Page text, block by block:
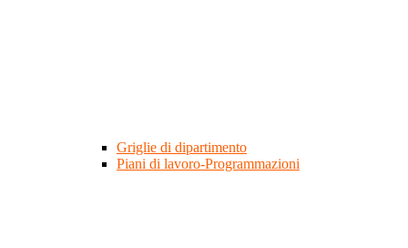
Griglie di dipartimento
Piani di lavoro-Programmazioni